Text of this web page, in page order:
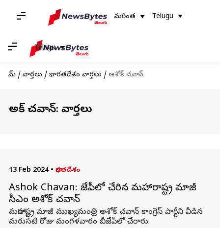
మరింత Telugu
Telugu
హోమ్ / వార్తలు / భారతదేశం వార్తలు / అశోక్ చవాన్
అశోక్ చవాన్: వార్తలు
13 Feb 2024 • భారతదేశం
Ashok Chavan: బీజేపీలో చేరిన మహారాష్ట్ర మాజీ
సీఎం అశోక్ చవాన్
మహారాష్ట్ర మాజీ ముఖ్యమంత్రి అశోక్ చవాన్ కాంగ్రెస్ పార్టీని వీడిన
మరుసటి రోజు మంగళవారం బీజేపీలో చేరారు.